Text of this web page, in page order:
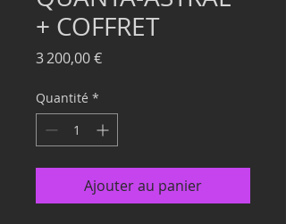
+ COFFRET
3 200,00 €Prix
Quantité *
Ajouter au panier